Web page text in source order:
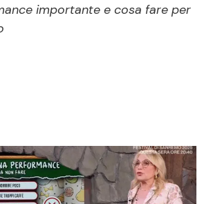
Soap Opera
importante e cosa fare per